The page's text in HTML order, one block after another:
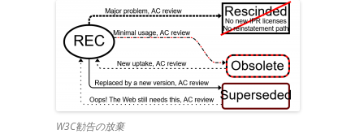
W3C勧告の放棄